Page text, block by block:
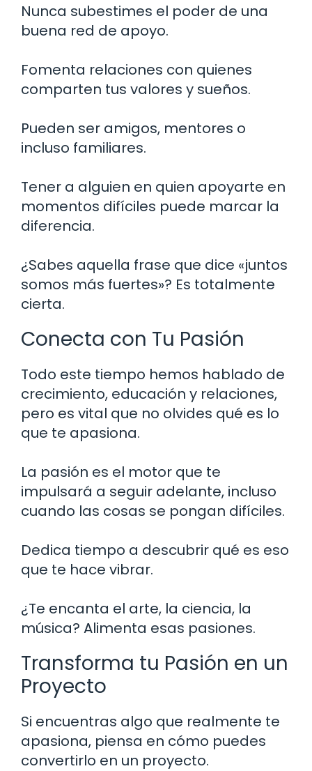
Nunca subestimes el poder de una
buena red de apoyo.
Fomenta relaciones con quienes
comparten tus valores y sueños.
Pueden ser amigos, mentores o
incluso familiares.
Tener a alguien en quien apoyarte en
momentos difíciles puede marcar la
diferencia.
¿Sabes aquella frase que dice «juntos
somos más fuertes»? Es totalmente
cierta.
Conecta con Tu Pasión
Todo este tiempo hemos hablado de
crecimiento, educación y relaciones,
pero es vital que no olvides qué es lo
que te apasiona.
La pasión es el motor que te
impulsará a seguir adelante, incluso
cuando las cosas se pongan difíciles.
Dedica tiempo a descubrir qué es eso
que te hace vibrar.
¿Te encanta el arte, la ciencia, la
música? Alimenta esas pasiones.
Transforma tu Pasión en un
Proyecto
Si encuentras algo que realmente te
apasiona, piensa en cómo puedes
convertirlo en un proyecto.